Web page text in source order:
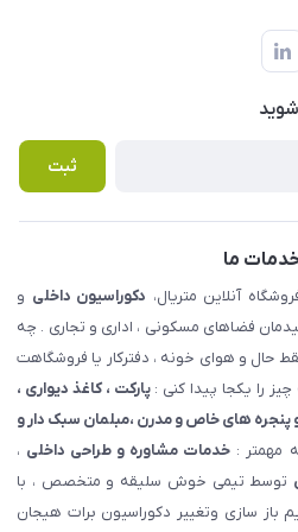
ثبت
ما
آنلاین متریال، دکوراسیون داخلی و
فضاهای مسکونی ، اداری و تجاری . چه
حال و هوای خونه ، دفترکار یا فروشگاهت
را یکجا پیدا کنی :پارکت ، کاغذ دیواری ،
های خاص و مدرن ،مبلمان سبک دار و
مهمتر : خدمات مشاوره و طراحی داخلی ،
توسط تیمی خوش سلیقه و متخصص ، با
باز سازی وتغییر دکوراسیون برات هیجان